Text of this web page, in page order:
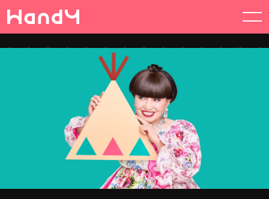
CASTING
GROUP
CSV | CSR
ABOUT US
NEWS
CONTACT